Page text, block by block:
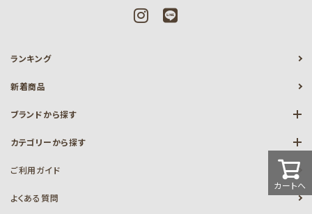
カートへ
ランキング
新着商品
ブランドから探す
カテゴリーから探す
ご利用ガイド
よくある質問